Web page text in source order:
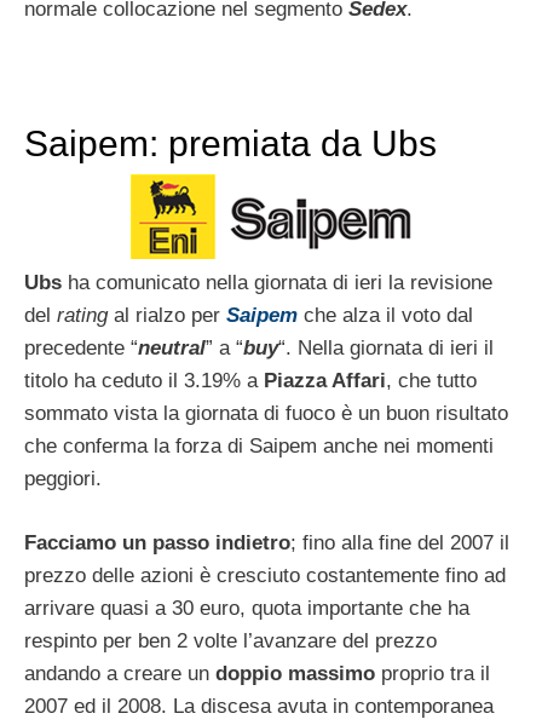
normale collocazione nel segmento Sedex.
Saipem: premiata da Ubs
Ubs ha comunicato nella giornata di ieri la revisione
del ratingal rialzo per Saipem che alza il voto dal
precedente “neutral” a “buy“. Nella giornata di ieri il
titolo ha ceduto il 3.19% a Piazza Affari, che tutto
sommato vista la giornata di fuoco è un buon risultato
che conferma la forza di Saipem anche nei momenti
peggiori.
Facciamo un passo indietro; fino alla fine del 2007 il
prezzo delle azioni è cresciuto costantemente fino ad
arrivare quasi a 30 euro, quota importante che ha
respinto per ben 2 volte l’avanzare del prezzo
andando a creare un doppio massimo proprio tra il
2007 ed il 2008. La discesa avuta in contemporanea